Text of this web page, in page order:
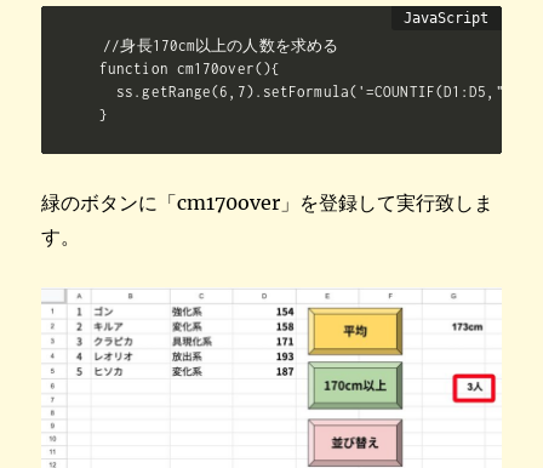
//身長170cm以上の人数を求める
function cm170over(){
}
緑のボタンに「cm170over」を登録して実行致しま
す。